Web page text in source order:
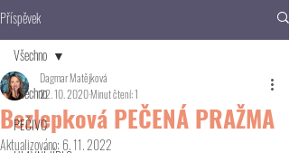
Příspěvek
Všechno
PEČIVO
Všechno
Bezlepková PEČENÁ PRAŽMA
Dagmar Matějková
22. 10. 2020Minut čtení: 1
Aktualizováno: 6. 11. 2022